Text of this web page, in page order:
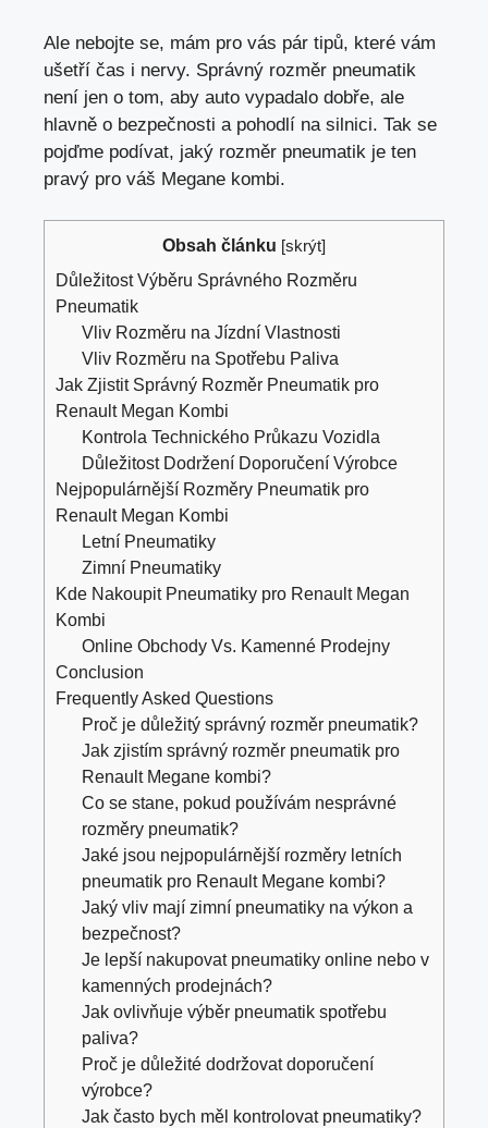
Ale nebojte se, mám pro vás pár tipů, které vám
ušetří čas i nervy. Správný rozměr pneumatik
není jen o tom, aby auto vypadalo dobře, ale
hlavně o bezpečnosti a pohodlí na silnici. Tak se
pojďme podívat, jaký rozměr pneumatik je ten
pravý pro váš Megane kombi.
Obsah článku [skrýt]
Důležitost Výběru Správného Rozměru
Pneumatik
Vliv Rozměru na Jízdní Vlastnosti
Vliv Rozměru na Spotřebu Paliva
Jak Zjistit Správný Rozměr Pneumatik pro
Renault Megan Kombi
Kontrola Technického Průkazu Vozidla
Důležitost Dodržení Doporučení Výrobce
Nejpopulárnější Rozměry Pneumatik pro
Renault Megan Kombi
Letní Pneumatiky
Zimní Pneumatiky
Kde Nakoupit Pneumatiky pro Renault Megan
Kombi
Online Obchody Vs. Kamenné Prodejny
Conclusion
Frequently Asked Questions
Proč je důležitý správný rozměr pneumatik?
Jak zjistím správný rozměr pneumatik pro
Renault Megane kombi?
Co se stane, pokud používám nesprávné
rozměry pneumatik?
Jaké jsou nejpopulárnější rozměry letních
pneumatik pro Renault Megane kombi?
Jaký vliv mají zimní pneumatiky na výkon a
bezpečnost?
Je lepší nakupovat pneumatiky online nebo v
kamenných prodejnách?
Jak ovlivňuje výběr pneumatik spotřebu
paliva?
Proč je důležité dodržovat doporučení
výrobce?
Jak často bych měl kontrolovat pneumatiky?